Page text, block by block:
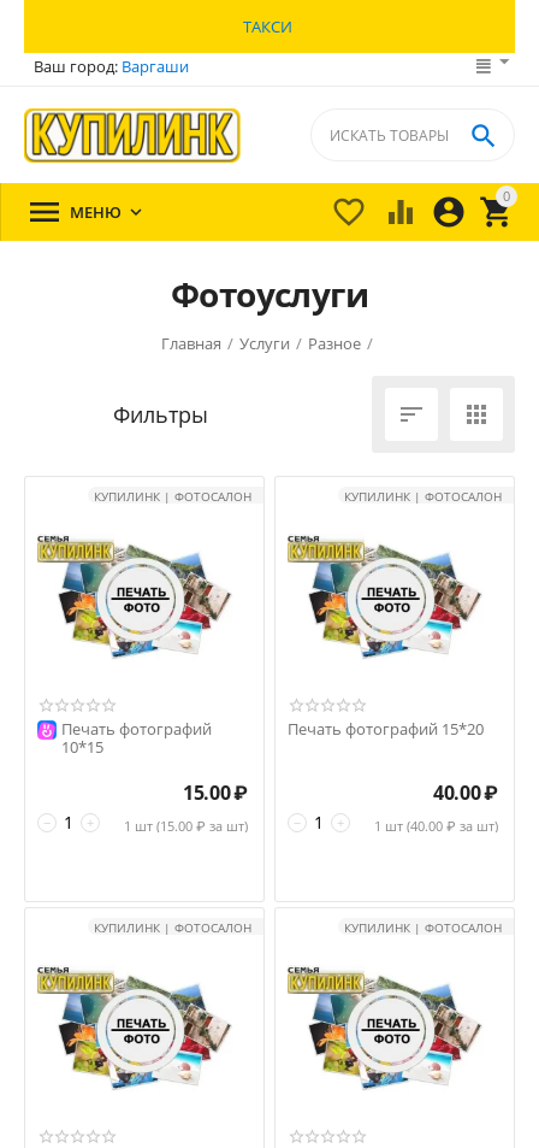
ТАКСИ
Ваш город: Варгаши
0


 

 МЕНЮ 
Фотоуслуги
Главная / Услуги / Разное /
 
КУПИЛИНК | ФОТОСАЛОН
Печать фотографий
10*15
+
−
15.00₽
1 шт (15.00 ₽ за шт)
КУПИЛИНК | ФОТОСАЛОН
Печать фотографий 15*20
+
−
40.00₽
1 шт (40.00 ₽ за шт)
КУПИЛИНК | ФОТОСАЛОН КУПИЛИНК | ФОТОСАЛОН